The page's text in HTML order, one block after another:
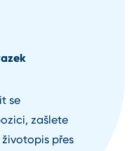
se
zašlete
přes